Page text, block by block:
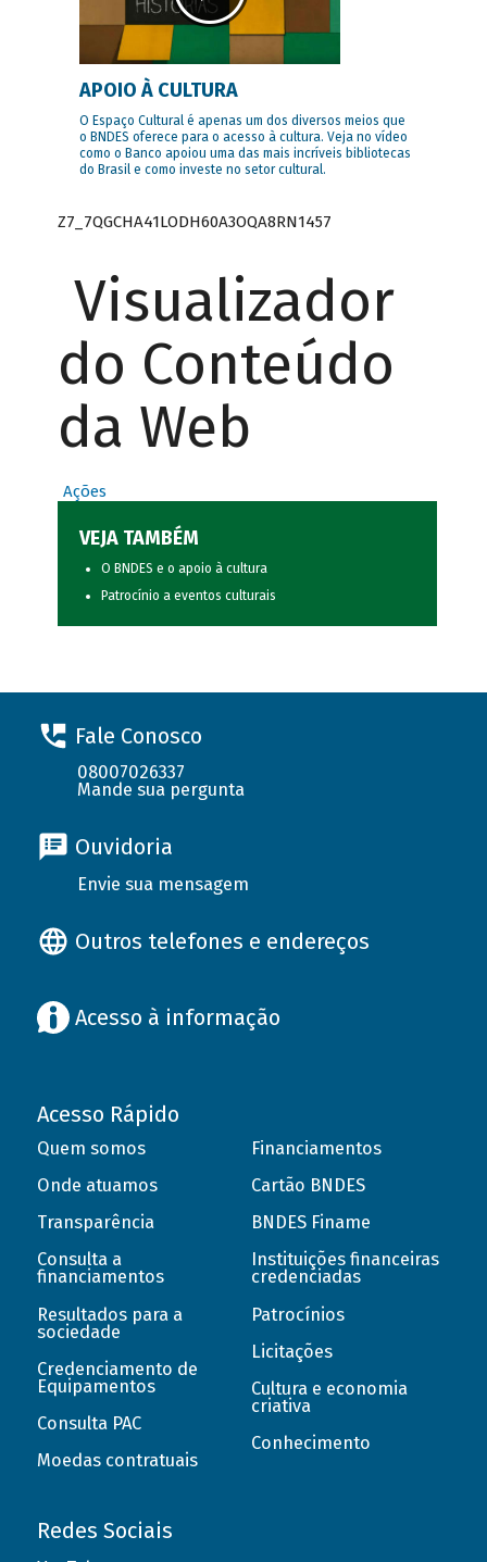
APOIO À CULTURA
O Espaço Cultural é apenas um dos diversos meios que
o BNDES oferece para o acesso à cultura. Veja no vídeo
como o Banco apoiou uma das mais incríveis bibliotecas
do Brasil e como investe no setor cultural.
Z7_7QGCHA41LODH60A3OQA8RN1457
Visualizador
do Conteúdo
da Web
Ações
VEJA TAMBÉM
O BNDES e o apoio à cultura
Patrocínio a eventos culturais
Fale Conosco
08007026337
Mande sua pergunta
Ouvidoria
Envie sua mensagem
Outros telefones e endereços
Acesso à informação
Acesso Rápido
Quem somos
Onde atuamos
Transparência
Consulta a
financiamentos
Resultados para a
sociedade
Credenciamento de
Equipamentos
Consulta PAC
Moedas contratuais
Financiamentos
Cartão BNDES
BNDES Finame
Instituições financeiras
credenciadas
Patrocínios
Licitações
Cultura e economia
criativa
Conhecimento
Redes Sociais